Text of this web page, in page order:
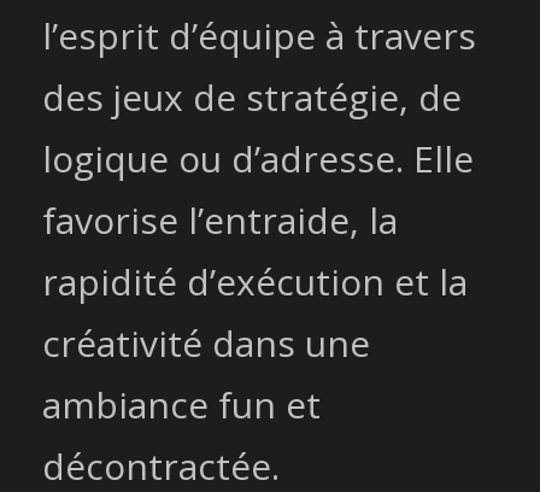
l’esprit d’équipe à travers
des jeux de stratégie, de
logique ou d’adresse. Elle
favorise l’entraide, la
rapidité d’exécution et la
créativité dans une
ambiance fun et
décontractée.